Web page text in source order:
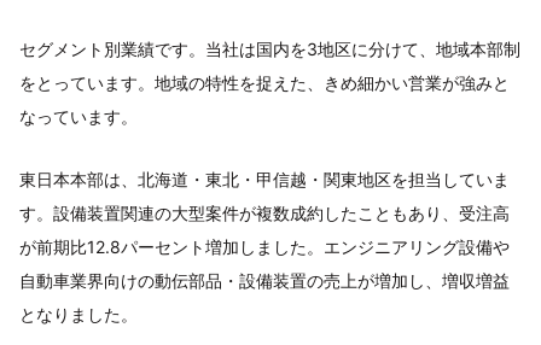
セグメント別業績です。当社は国内を3地区に分けて、地域本部制
をとっています。地域の特性を捉えた、きめ細かい営業が強みと
なっています。
東日本本部は、北海道・東北・甲信越・関東地区を担当していま
す。設備装置関連の大型案件が複数成約したこともあり、受注高
が前期比12.8パーセント増加しました。エンジニアリング設備や
自動車業界向けの動伝部品・設備装置の売上が増加し、増収増益
となりました。